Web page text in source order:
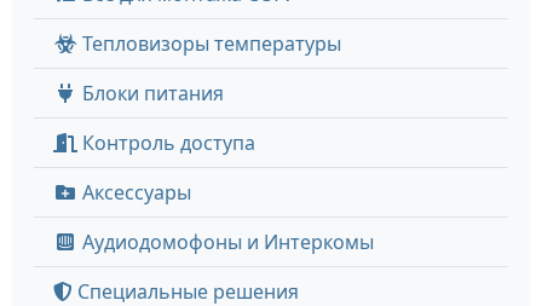
Тепловизоры температуры
Блоки питания
Контроль доступа
Аксессуары
Аудиодомофоны и Интеркомы
Специальные решения